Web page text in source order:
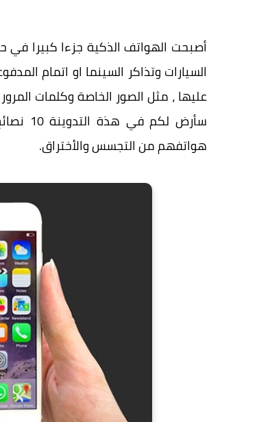
أصبحت الهواتف الذكية جزءا كبيرا في
السيارات وتذاكر السينما او اتمام
عليها ، مثل الصور الخاصة وكلمات
هواتفهم من التجسس والأختراق.